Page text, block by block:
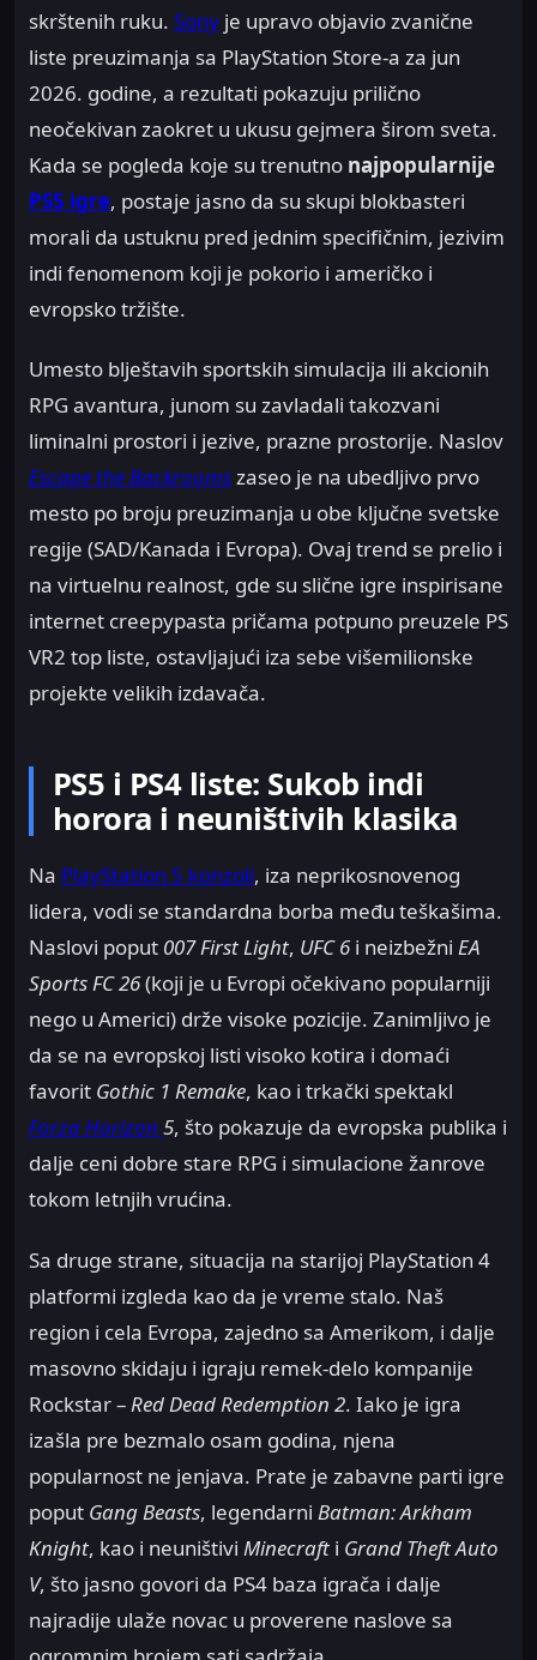
skrštenih ruku. Sony je upravo objavio zvanične
liste preuzimanja sa PlayStation Store-a za jun
2026. godine, a rezultati pokazuju prilično
neočekivan zaokret u ukusu gejmera širom sveta.
Kada se pogleda koje su trenutno najpopularnije
PS5 igre, postaje jasno da su skupi blokbasteri
morali da ustuknu pred jednim specifičnim, jezivim
indi fenomenom koji je pokorio i američko i
evropsko tržište.
Umesto blještavih sportskih simulacija ili akcionih
RPG avantura, junom su zavladali takozvani
liminalni prostori i jezive, prazne prostorije. Naslov
Escape the Backroomszaseo je na ubedljivo prvo
mesto po broju preuzimanja u obe ključne svetske
regije (SAD/Kanada i Evropa). Ovaj trend se prelio i
na virtuelnu realnost, gde su slične igre inspirisane
internet creepypasta pričama potpuno preuzele PS
VR2 top liste, ostavljajući iza sebe višemilionske
projekte velikih izdavača.
PS5 i PS4 liste: Sukob indi
horora i neuništivih klasika
Na PlayStation 5 konzoli, iza neprikosnovenog
lidera, vodi se standardna borba među teškašima.
Naslovi poput 007 First Light, UFC 6i neizbežni EA
Sports FC 26(koji je u Evropi očekivano popularniji
nego u Americi) drže visoke pozicije. Zanimljivo je
da se na evropskoj listi visoko kotira i domaći
favorit Gothic 1 Remake, kao i trkački spektakl
Forza Horizon 5, što pokazuje da evropska publika i
dalje ceni dobre stare RPG i simulacione žanrove
tokom letnjih vrućina.
Sa druge strane, situacija na starijoj PlayStation 4
platformi izgleda kao da je vreme stalo. Naš
region i cela Evropa, zajedno sa Amerikom, i dalje
masovno skidaju i igraju remek-delo kompanije
Rockstar –Red Dead Redemption 2. Iako je igra
izašla pre bezmalo osam godina, njena
popularnost ne jenjava. Prate je zabavne parti igre
poput Gang Beasts, legendarni Batman: Arkham
Knight, kao i neuništivi Minecraft i Grand Theft Auto
V, što jasno govori da PS4 baza igrača i dalje
najradije ulaže novac u proverene naslove sa